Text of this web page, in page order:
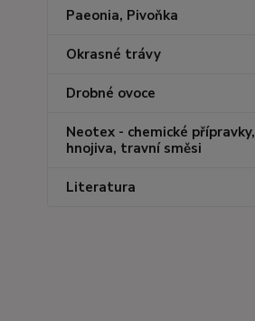
Paeonia, Pivoňka
Okrasné trávy
Drobné ovoce
Neotex - chemické přípravky,
hnojiva, travní směsi
Literatura